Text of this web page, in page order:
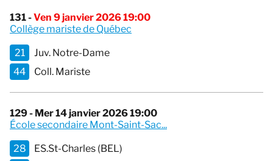
131 -Ven 9 janvier 2026 19:00
Collège mariste de Québec
21
Juv. Notre-Dame
44
Coll. Mariste
129 - Mer 14 janvier 2026 19:00
École secondaire Mont-Saint-Sac...
28
ES.St-Charles (BEL)